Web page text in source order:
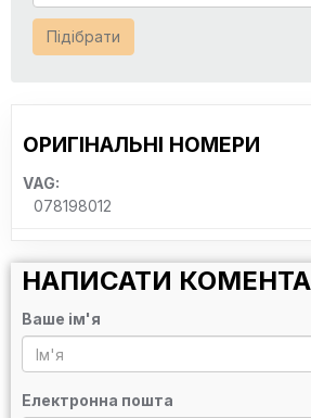
Підібрати
ОРИГІНАЛЬНІ НОМЕРИ
VAG:
078198012
НАПИСАТИ
Ваше ім'я
Електронна пошта